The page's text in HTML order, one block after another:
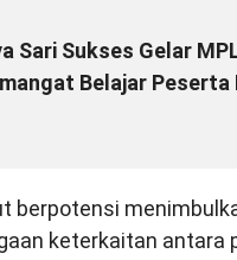
Sari Sukses Gelar
Belajar Peserta
berpotensi
keterkaitan antara